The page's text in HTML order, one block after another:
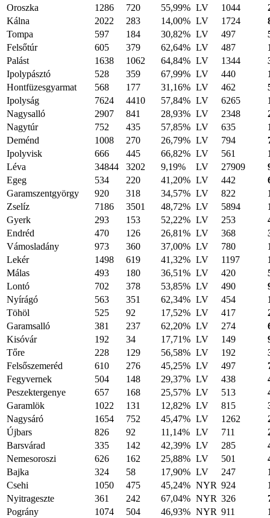
Oroszka
1286 720 55,99% LV 1044
Kálna
2022 283 14,00% LV 1724
Tompa
597 184 30,82% LV 497
Felsőtúr
605 379 62,64% LV 487
Palást
1638 1062 64,84% LV 1344
Ipolypásztó
528 359 67,99% LV 440
Hontfüzesgyarmat
568 177 31,16% LV 462
Ipolyság
7624 4410 57,84% LV 6265
Nagysalló
2907 841 28,93% LV 2348
Nagytúr
752 435 57,85% LV 635
Deménd
1008 270 26,79% LV 794
Ipolyvisk
666 445 66,82% LV 561
Léva
34844 3202 9,19% LV 27909
Egeg
534 220 41,20% LV 442
Garamszentgyörgy
920 318 34,57% LV 822
Zselíz
7186 3501 48,72% LV 5894
Gyerk
293 153 52,22% LV 253
Endréd
470 126 26,81% LV 368
Vámosladány
973 360 37,00% LV 780
Lekér
1498 619 41,32% LV 1197
Málas
493 180 36,51% LV 420
Lontó
702 378 53,85% LV 490
Nyírágó
563 351 62,34% LV 454
Töhöl
525 92 17,52% LV 417
Garamsalló
381 237 62,20% LV 274
Kisóvár
192 34 17,71% LV 149
Tőre
228 129 56,58% LV 192
Felsőszemeréd
610 276 45,25% LV 497
Fegyvernek
504 148 29,37% LV 438
Peszektergenye
657 168 25,57% LV 513
Garamlök
1022 131 12,82% LV 815
Nagysáró
1654 752 45,47% LV 1262
Újbars
826 92 11,14% LV 711
Barsvárad
335 142 42,39% LV 285
Nemesoroszi
626 162 25,88% LV 501
Bajka
324 58 17,90% LV 247
Csehi
1050 475 45,24% NYR 924
Nyitrageszte
361 242 67,04% NYR 326
Pográny
1074 504 46,93% NYR 911